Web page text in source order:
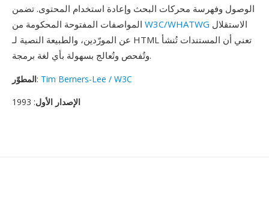
الوصول وفهرسة محركات البحث وإعادة استخدام المحتوى. تضمن
W3C/WHATWG
عن المورّدين، والطبيعة النصية لـ HTML تعني أن المستندات تُنشأ
وتُفحص وتُعالج بسهولة بأي لغة برمجة.
المطوّر: Tim Berners-Lee / W3C
الإصدار الأول: 1993